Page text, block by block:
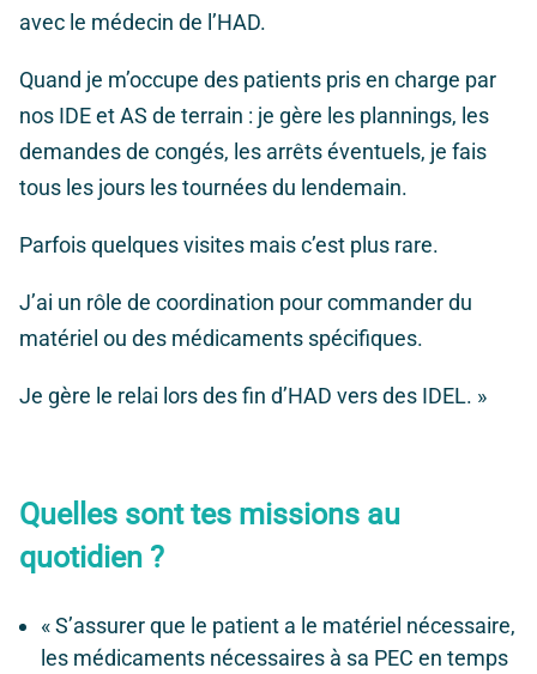
avec le médecin de l’HAD.
Quand je m’occupe des patients pris en charge par
nos IDE et AS de terrain : je gère les plannings, les
demandes de congés, les arrêts éventuels, je fais
tous les jours les tournées du lendemain.
Parfois quelques visites mais c’est plus rare.
J’ai un rôle de coordination pour commander du
matériel ou des médicaments spécifiques.
Je gère le relai lors des fin d’HAD vers des IDEL. »
Quelles sont tes missions au
quotidien ?
« S’assurer que le patient a le matériel nécessaire,
les médicaments nécessaires à sa PEC en temps